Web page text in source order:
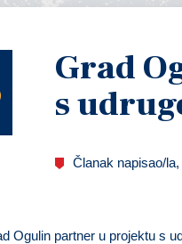
Grad
s
Članak napisao/